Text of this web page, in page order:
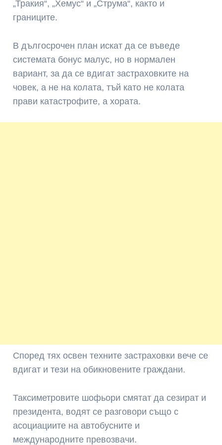
„Тракия“, „Хемус“ и „Струма“, както и
границите.
В дългосрочен план искат да се въведе
системата бонус малус, но в нормален
вариант, за да се вдигат застраховките на
човек, а не на колата, тъй като не колата
прави катастрофите, а хората.
Според тях освен техните застраховки вече се
вдигат и тези на обикновените граждани.
Таксиметровите шофьори смятат да сезират и
президента, водят се разговори също с
асоциациите на автобусните и
международните превозвачи.